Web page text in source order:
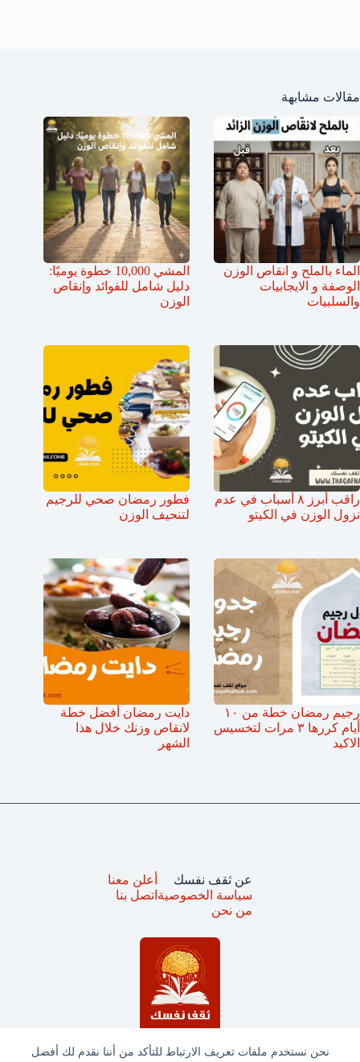
نحن نستخدم ملفات تعريف الارتباط للتأكد من أننا نقدم لك أفضل
مقالات مشابهة
الماء بالملح و انقاص الوزن
الوصفة و الايجابيات
والسلبيات
المشي 10,000 خطوة يوميًا:
دليل شامل للفوائد وإنقاص
الوزن
راقب أبرز ٨ أسباب في عدم
نزول الوزن في الكيتو
فطور رمضان صحي للرجيم
لتنحيف الوزن
رجيم رمضان خطة من ١٠
أيام كررها ٣ مرات لتخسيس
الاكيد
دايت رمضان أفضل خطة
لانقاص وزنك خلال هذا
الشهر
عن ثقف نفسك
سياسة الخصوصية
من نحن
أعلن معنا
اتصل بنا